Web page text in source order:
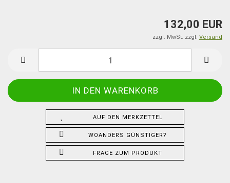
132,00 EUR
zzgl. MwSt. zzgl. Versand
AUF DEN MERKZETTEL
WOANDERS GÜNSTIGER?
FRAGE ZUM PRODUKT